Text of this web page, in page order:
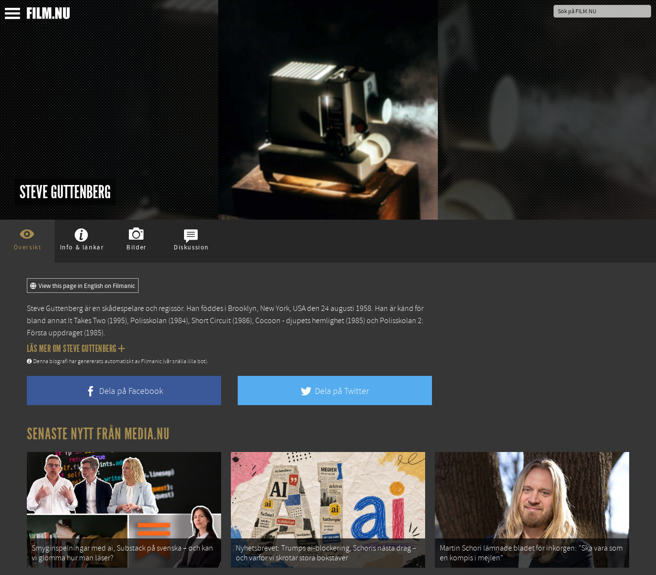
STEVE GUTTENBERG
Översikt Info & länkar Bilder Diskussion
View this page in English on Filmanic
Steve Guttenberg är en skådespelare och regissör. Han föddes i Brooklyn, New York, USA den 24 augusti 1958. Han är känd för
bland annat It Takes Two (1995), Polisskolan (1984), Short Circuit (1986), Cocoon - djupets hemlighet (1985) och Polisskolan 2:
Första uppdraget (1985).
LÄS MER OM STEVE GUTTENBERG
Denna biografi har genererats automatiskt av Filmanic (vår snälla lilla bot).
Dela på Facebook Dela på Twitter
SENASTE NYTT FRÅN MEDIA.NU
Smyginspelningar med ai, Substack på svenska – och kan
vi glömma hur man läser?
Nyhetsbrevet: Trumps ai-blockering, Schoris nästa drag –
och varför vi skrotar stora bokstäver
Martin Schori lämnade bladet för inkorgen: ”Ska vara som
en kompis i mejlen”